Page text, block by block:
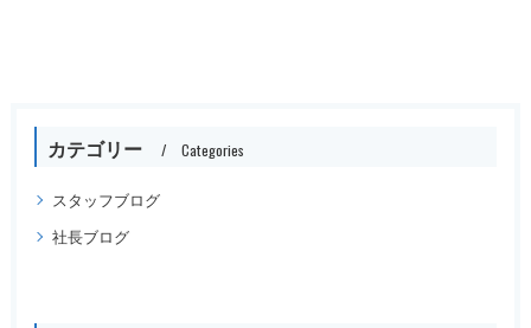
カテゴリー Categories
スタッフブログ
社長ブログ